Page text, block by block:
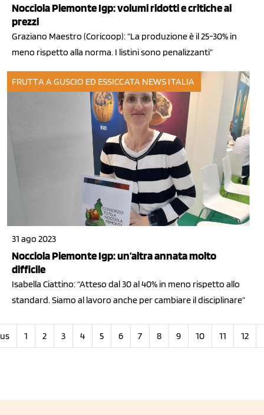
Nocciola Piemonte Igp: volumi ridotti e critiche ai
prezzi
Graziano Maestro (Coricoop): “La produzione è il 25-30% in
meno rispetto alla norma. I listini sono penalizzanti”
FRUTTA A GUSCIO ED ESSICCATA NEWS ITALIA
31 ago 2023
Nocciola Piemonte Igp: un’altra annata molto
difficile
Isabella Ciattino: “Atteso dal 30 al 40% in meno rispetto allo
standard. Siamo al lavoro anche per cambiare il disciplinare”
1 2 3 4 5 6 7 8 9 10 11 12